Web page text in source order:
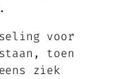
voor
toen
ziek